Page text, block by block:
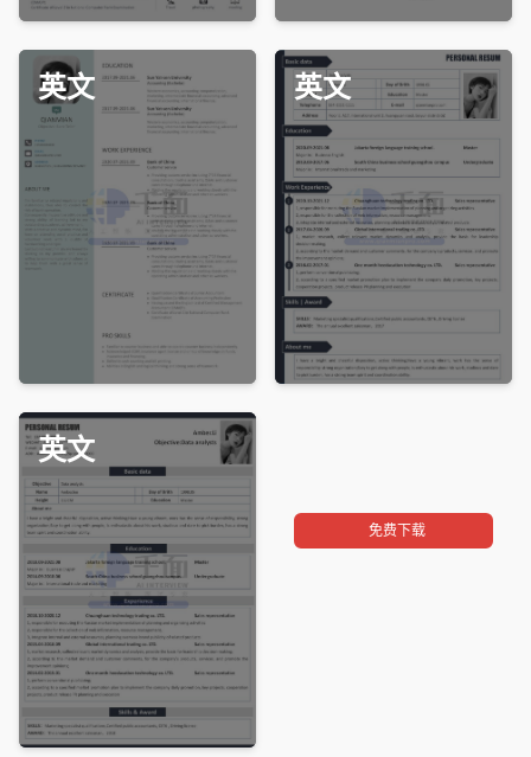
免费下载 免费下载
英文
免费下载
英文
免费下载
英文